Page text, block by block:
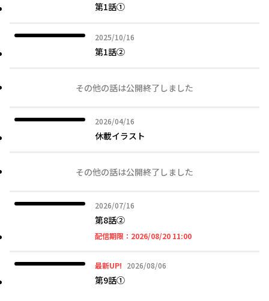
第1話①
2025/10/16
2025年10月16日
第1話②
その他の話は公開終了しました
2026/04/16
2026年04月16日
休載イラスト
その他の話は公開終了しました
2026/07/16
2026年07月16日
第8話②
配信期限： 2026/08/20 11:002026年08月20日 11時
最新UP! 2026/08/06
2026年08月06日
第9話①